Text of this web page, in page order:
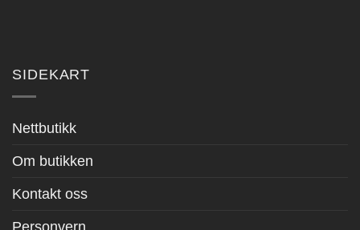
SIDEKART
Nettbutikk
Om butikken
Kontakt oss